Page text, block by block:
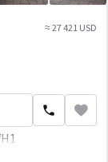
≈ 27 421 USD